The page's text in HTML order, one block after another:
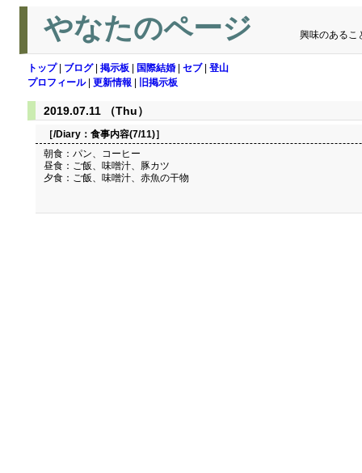
やなたのページ 興味のあるこ
トップ| ブログ| 掲示板 国際結婚 セブ| 登山
プロフィール| 更新情報 旧掲示板
2019.07.11 （Thu）
［/Diary： 食事内容(7/11)］
朝食：パン、コーヒー
昼食：ご飯、味噌汁、豚カツ
夕食：ご飯、味噌汁、赤魚の干物